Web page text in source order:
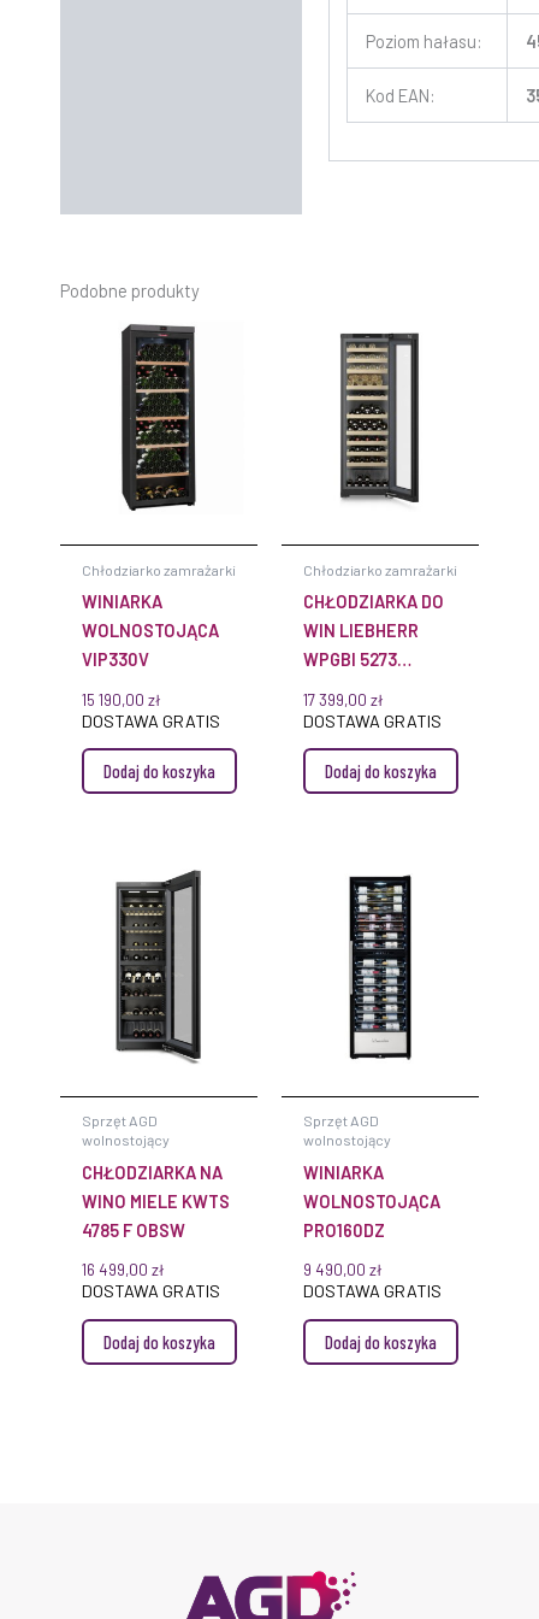
Poziom hałasu:
Kod EAN:
Podobne produkty
Chłodziarko zamrażarki
WINIARKA
WOLNOSTOJĄCA
VIP330V
15 190,00 zł
DOSTAWA GRATIS
Dodaj do koszyka
Chłodziarko zamrażarki
CHŁODZIARKA DO
WIN LIEBHERR
WPGBI 5273
SELECTION
17 399,00 zł
DOSTAWA GRATIS
Dodaj do koszyka
Sprzęt AGD
wolnostojący
CHŁODZIARKA NA
WINO MIELE KWTS
4785 F OBSW
16 499,00 zł
DOSTAWA GRATIS
Dodaj do koszyka
Sprzęt AGD
wolnostojący
WINIARKA
WOLNOSTOJĄCA
PRO160DZ
9 490,00 zł
DOSTAWA GRATIS
Dodaj do koszyka